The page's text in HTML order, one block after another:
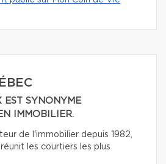
EST SYNONYME
IMMOBILIER.
de l'immobilier depuis 1982,
les courtiers les plus